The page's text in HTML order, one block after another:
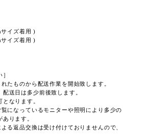
イズ着用 )
イズ着用 )
たものから配送作業を開始致します。
配送日は多少前後致します。
なります。
になっているモニターや照明により多少の
ります。
る返品交換は受け付けておりませんので、